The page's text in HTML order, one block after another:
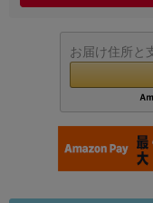
お届け住所と
発売日
各項目のチェックボックスは「or検
ただし機能別のみ「and検索」となり